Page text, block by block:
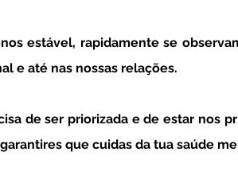
e até nas nossas relações.
que cuidas da tua saúde